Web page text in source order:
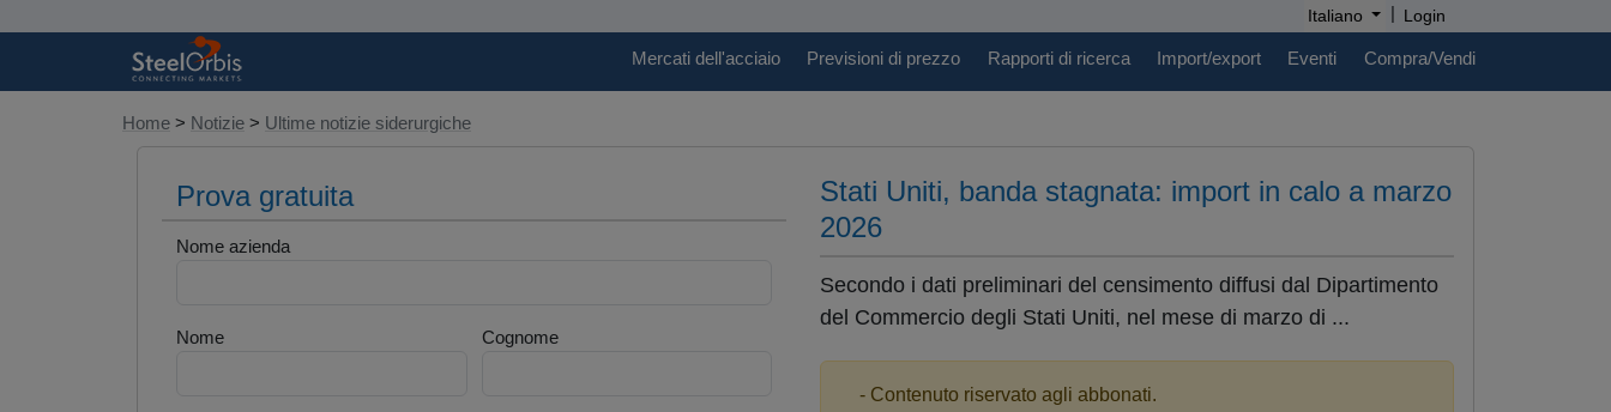
Italiano | Login
Mercati dell'acciaio Previsioni di prezzo Rapporti di ricerca Import/export Eventi Compra/Vendi
Home > Notizie > Ultime notizie siderurgiche
Prova gratuita
Nome azienda
Nome Cognome
Stati Uniti, banda stagnata: import in calo a marzo
2026
Secondo i dati preliminari del censimento diffusi dal Dipartimento
del Commercio degli Stati Uniti, nel mese di marzo di ...
- Contenuto riservato agli abbonati.